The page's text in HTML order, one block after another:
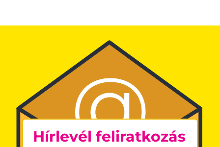
Hírlevél feliratkozás